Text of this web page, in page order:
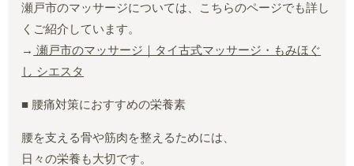
瀬戸市のマッサージについては、こちらのページでも詳し
くご紹介しています。
→ 瀬戸市のマッサージ｜タイ古式マッサージ・もみほぐ
し シエスタ
■ 腰痛対策におすすめの栄養素
腰を支える骨や筋肉を整えるためには、
日々の栄養も大切です。